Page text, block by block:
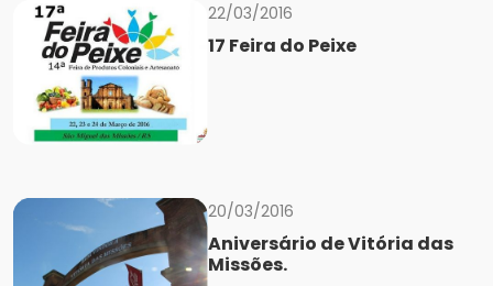
22/03/2016
17 Feira do Peixe
20/03/2016
Aniversário de Vitória das
Missões.